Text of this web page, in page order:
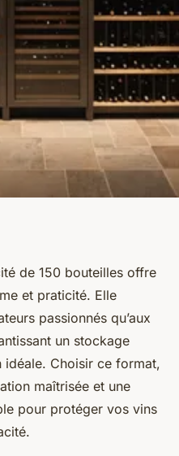
: le
votre
de lecture
de 150 bouteilles offre
et praticité. Elle
passionnés qu’aux
un stockage
Choisir ce format,
maîtrisée et une
pour protéger vos vins